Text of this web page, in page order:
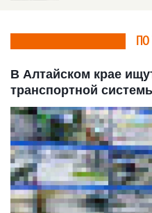
ПО
В Алтайском крае
транспортной